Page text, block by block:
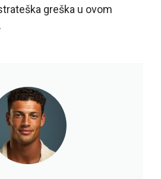
greška u ovom